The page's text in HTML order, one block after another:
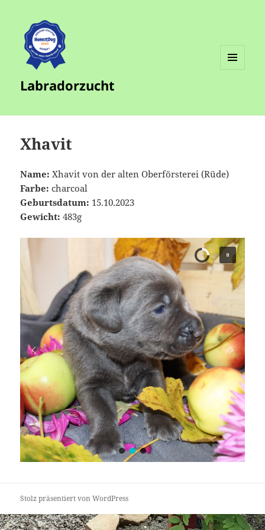
Labradorzucht
Xhavit
Name: Xhavit von der alten Oberförsterei (Rüde)
Farbe: charcoal
Geburtsdatum: 15.10.2023
Gewicht: 483g
Stolz präsentiert von WordPress